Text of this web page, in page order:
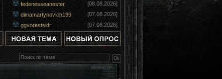
fedenesseanester
[08.08.2026]
dimamartynovich199
[07.08.2026]
ggvorestsidr
[07.08.2026]